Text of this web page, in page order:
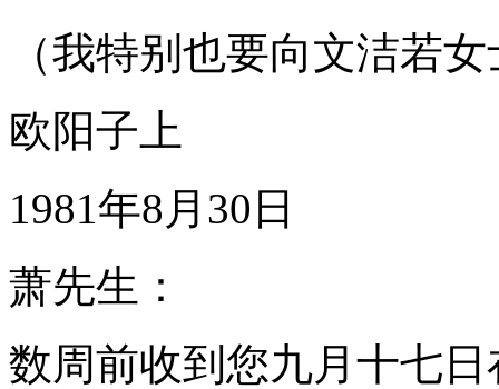
（我特别也要向文洁若
欧阳子上
1981年8月30日
萧先生：
数周前收到您九月十七